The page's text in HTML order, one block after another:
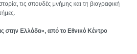
τις σπουδές μνήμης και τη βιογραφική
στην Ελλάδα», από το Eθνικό Κέντρο